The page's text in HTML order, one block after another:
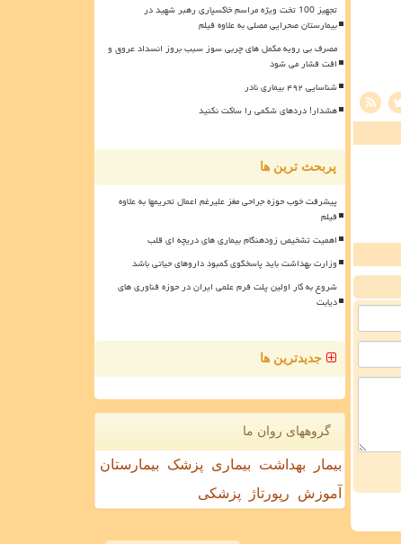
تجهیز 100 تخت ویژه مراسم خاکسپاری رهبر شهید در
بیمارستان صحرایی مصلی به علاوه فیلم
مصرف بی رویه مکمل های چربی سوز سبب بروز انسداد عروق و
افت فشار می شود
شناسایی ۴۹۲ بیماری نادر
هشدار! دردهای شکمی را ساکت نکنید
پربحث ترین ها
پیشرفت خوب حوزه جراحی مغز علیرغم اعمال تحریمها به علاوه
فیلم
اهمیت تشخیص زودهنگام بیماری های دریچه ای قلب
وزارت بهداشت باید پاسخگوی کمبود داروهای حیاتی باشد
شروع به کار اولین پلت فرم علمی ایران در حوزه فناوری های
دیابت
جدیدترین ها
گروههای روان ما
بیمار بهداشت بیماری پزشک
بیمارستان
آموزش
رپورتاژ پزشکی